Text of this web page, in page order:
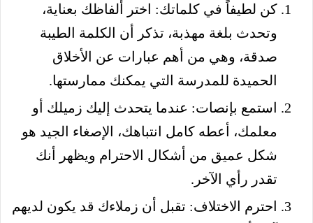
كن لطيفاً في كلماتك: اختر ألفاظك بعناية،
وتحدث بلغة مهذبة، تذكر أن الكلمة الطيبة
صدقة، وهي من أهم عبارات عن الأخلاق
الحميدة للمدرسة التي يمكنك ممارستها.
استمع بإنصات: عندما يتحدث إليك زميلك أو
معلمك، أعطه كامل انتباهك، الإصغاء الجيد هو
شكل عميق من أشكال الاحترام ويظهر أنك
تقدر رأي الآخر.
احترم الاختلاف: تقبل أن زملاءك قد يكون لديهم